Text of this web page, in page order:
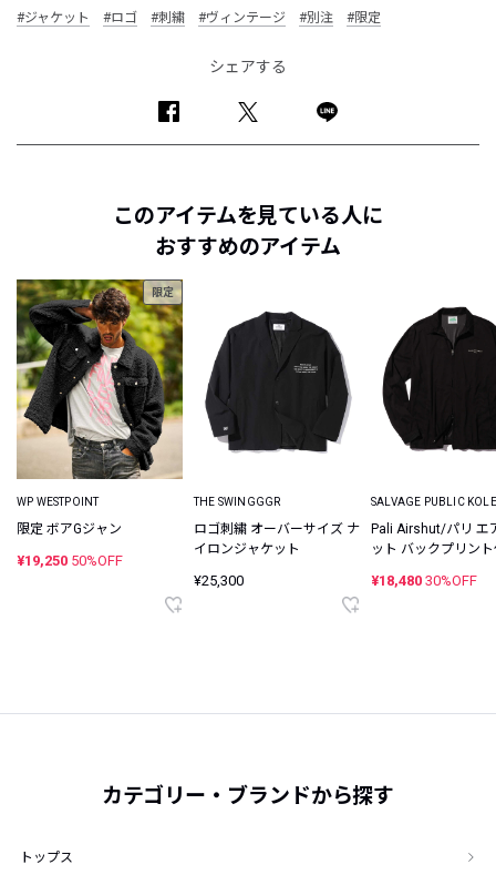
#ジャケット #ロゴ #刺繍 #ヴィンテージ #別注 #限定
シェアする
このアイテムを見ている人に
おすすめのアイテム
限定
WP WESTPOINT
限定 ボアGジャン
¥19,250 50%OFF
THE SWINGGGR
ロゴ刺繍 オーバーサイズ ナ
イロンジャケット
¥25,300
SALVAGE PUBLIC
Pali Airshut/パリ エ
ット バックプリン
¥18,480 30%OFF
カテゴリー・ブランドから探す
トップス